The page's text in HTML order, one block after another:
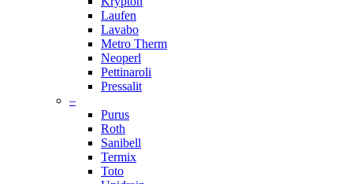
Laufen
Lavabo
Metro Therm
Neoperl
Pettinaroli
Pressalit
–
Purus
Roth
Sanibell
Termix
Toto